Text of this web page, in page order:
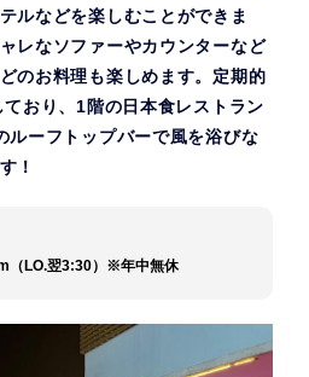
ルなどを楽しむことができま
レなソファーやカウンターなど
のお料理も楽しめます。定期的
おり、1階の日本食レストラン
ルーフトップバーで風を浴びな
！
（LO.翌3:30）※年中無休